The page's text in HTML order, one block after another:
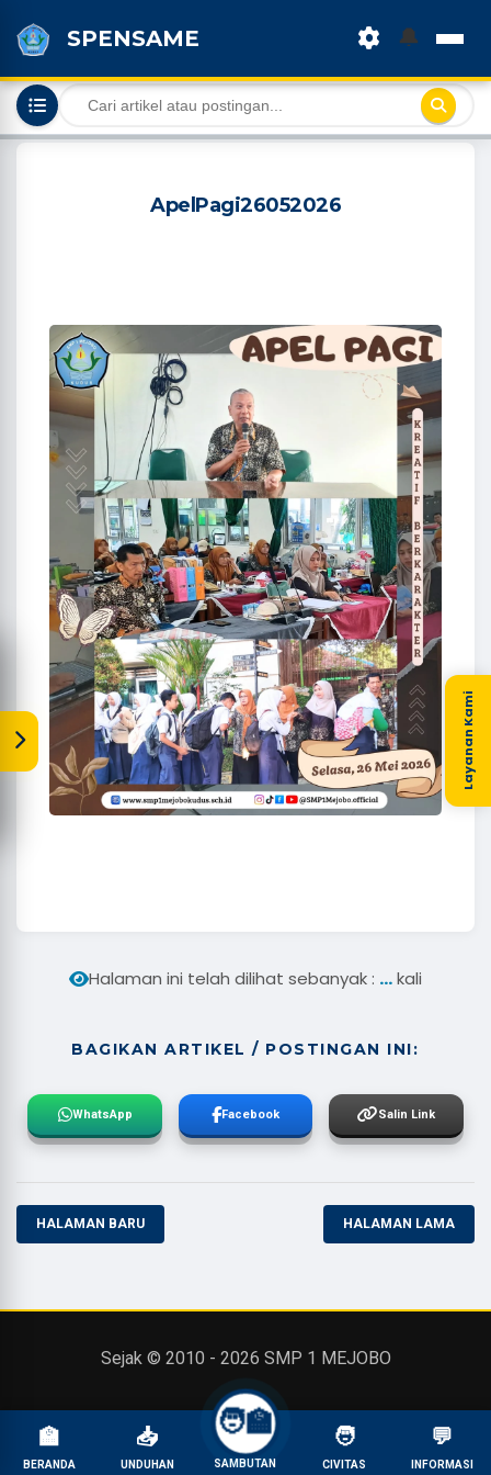
SPENSAME 🔔
ApelPagi26052026
Halaman ini telah dilihat sebanyak : ...kali
BAGIKAN ARTIKEL / POSTINGAN INI:
WhatsApp Facebook Salin Link
HALAMAN BARU HALAMAN LAMA
Sejak © 2010 - 2026 SMP 1 MEJOBO
🏫
BERANDA
📥
UNDUHAN
🧑‍🏫
SAMBUTAN
🧑
CIVITAS
💬
INFORMASI
Layanan Kami